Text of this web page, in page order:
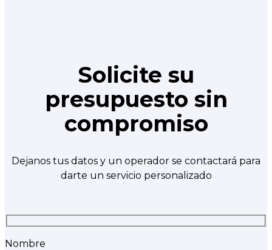
Solicite su
presupuesto sin
compromiso
Dejanos tus datos y un operador se contactará para
darte un servicio personalizado
Nombre